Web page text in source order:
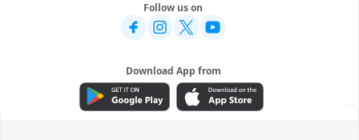
Follow us on
Download App from
ADVERTISEMENT